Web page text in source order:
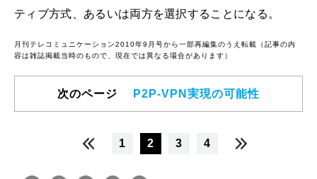
ティブ方式、あるいは両方を選択することになる。
月刊テレコミュニケーション2010年9月号から一部再編集のうえ転載（記事の内
容は雑誌掲載当時のもので、現在では異なる場合があります）
次のページ P2P-VPN実現の可能性
1 2 3 4